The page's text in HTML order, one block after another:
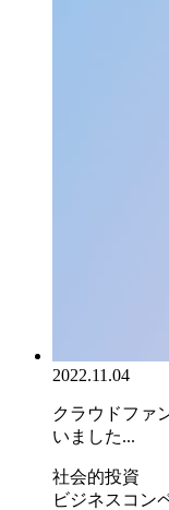
2022.11.04
クラウドファ
いました...
社会的投資
ビジネスコン